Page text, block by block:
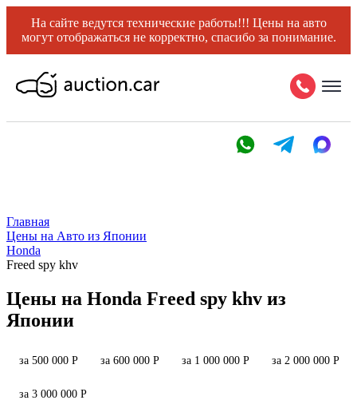
На сайте ведутся технические работы!!! Цены на авто
могут отображаться не корректно, спасибо за понимание.
Главная
Цены на Авто из Японии
Honda
Freed spy khv
Цены на Honda Freed spy khv из
Японии
за 500 000 Р за 600 000 Р за 1 000 000 Р за 2 000 000 Р
за 3 000 000 Р